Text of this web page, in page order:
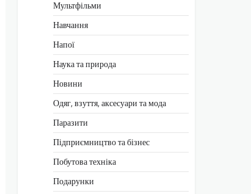
Мультфільми
Навчання
Напої
Наука та природа
Новини
Одяг, взуття, аксесуари та мода
Паразити
Підприємництво та бізнес
Побутова техніка
Подарунки